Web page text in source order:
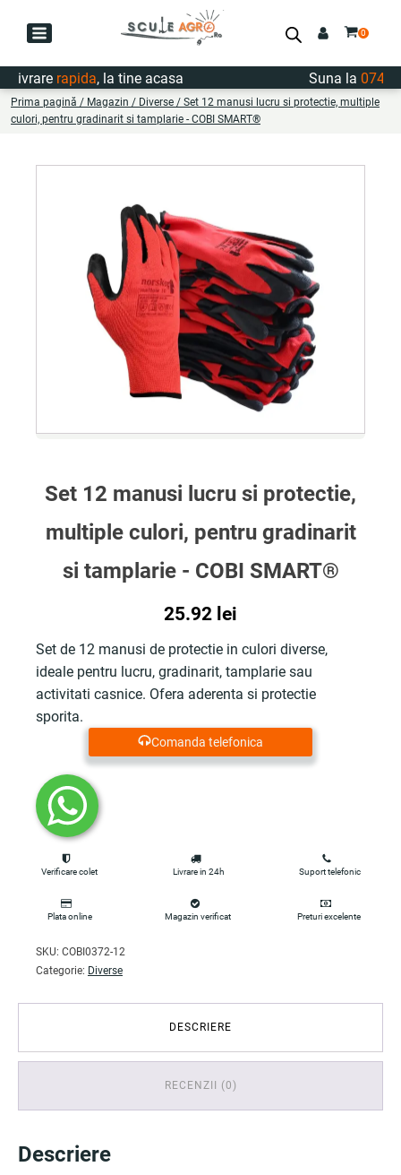
rapida, la tine acasa Suna la
Prima pagină / Magazin / Diverse / Set 12 manusi lucru si protectie, multiple
culori, pentru gradinarit si tamplarie - COBI SMART®
Set 12 manusi lucru si protectie,
multiple culori, pentru gradinarit
si tamplarie - COBI SMART®
25.92 lei
Set de 12 manusi de protectie in culori diverse,
ideale pentru lucru, gradinarit, tamplarie sau
activitati casnice. Ofera aderenta si protectie
sporita.
Comanda telefonica
Verificare colet Livrare in 24h Suport telefonic
Plata online Magazin verificat Preturi excelente
SKU: COBI0372-12
Categorie: Diverse
DESCRIERE
RECENZII (0)
Descriere